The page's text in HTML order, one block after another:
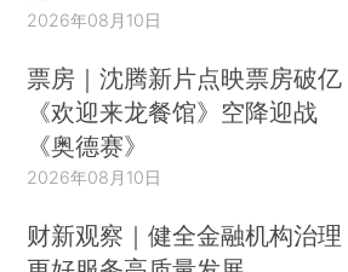
2026年08月10日
票房｜沈腾新片点映票房破亿
《欢迎来龙餐馆》空降迎战
《奥德赛》
2026年08月10日
财新观察｜健全金融机构治理